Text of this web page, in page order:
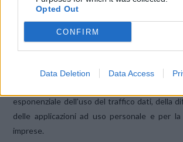
Opted Out
CONFIRM
Data Deletion Data Access
Per i clientiBusiness,
servizi per essere #AlwaysOnBusiness,dal
disponibili i piani Black già abilitati al 5G,
potranno essere abilitati al 5G al costo di 5
esponenziale dell’uso del traffico dati, della
delle applicazioni ad uso personale e per
imprese.